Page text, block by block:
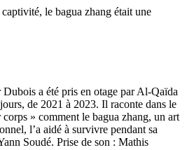
le bagua zhang était une
a été pris en otage par Al-Qaïda
de 2021 à 2023. Il raconte dans le
corps » comment le bagua zhang, un art
l’a aidé à survivre pendant sa
Soudé. Prise de son : Mathis